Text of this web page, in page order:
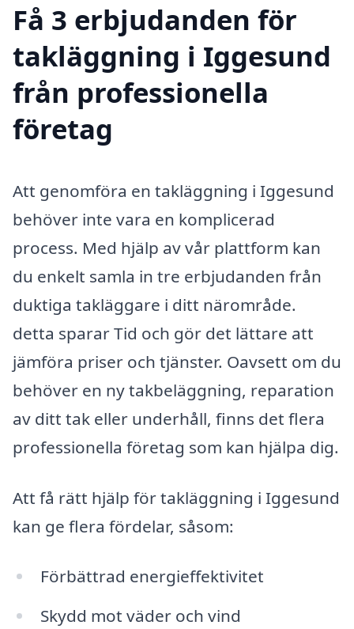
Få 3 erbjudanden för
takläggning i Iggesund
från professionella
företag
Att genomföra en takläggning i Iggesund
behöver inte vara en komplicerad
process. Med hjälp av vår plattform kan
du enkelt samla in tre erbjudanden från
duktiga takläggare i ditt närområde.
detta sparar Tid och gör det lättare att
jämföra priser och tjänster. Oavsett om du
behöver en ny takbeläggning, reparation
av ditt tak eller underhåll, finns det flera
professionella företag som kan hjälpa dig.
Att få rätt hjälp för takläggning i Iggesund
kan ge flera fördelar, såsom:
Förbättrad energieffektivitet
Skydd mot väder och vind